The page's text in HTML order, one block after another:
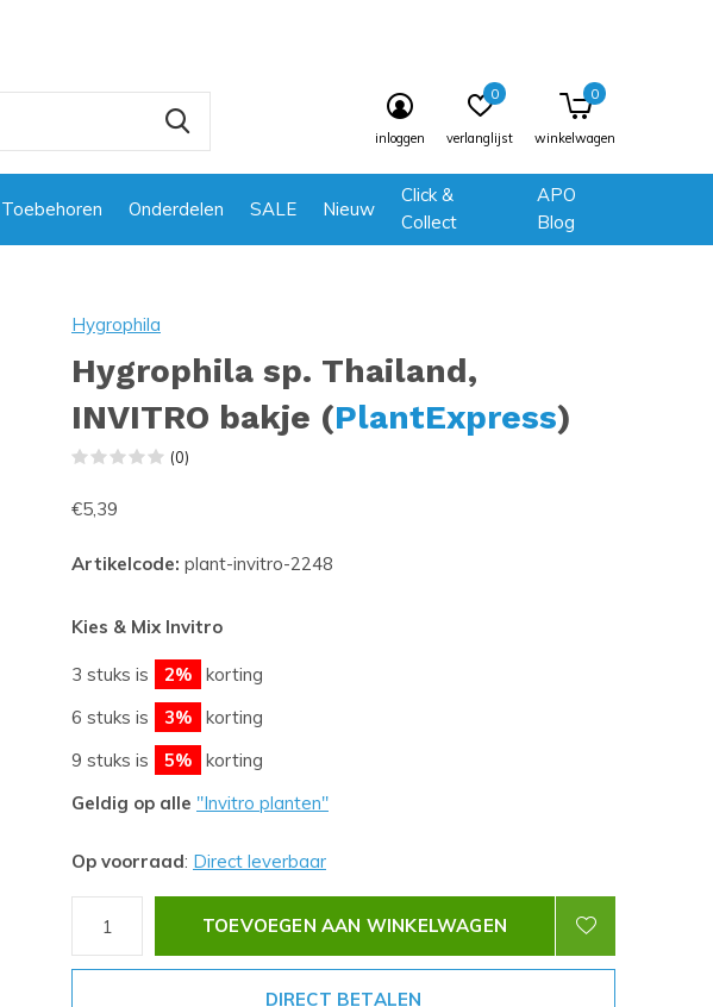
Toebehoren Onderdelen SALE Nieuw
Click &
Collect
APO
Blog
inloggen verlanglijst
0
winkelwagen
0
Hygrophila
Hygrophila sp. Thailand,
INVITRO bakje (PlantExpress)
(0)
€5,39
Artikelcode: plant-invitro-2248
Kies & Mix Invitro
3 stuks is 2%
korting
6 stuks is
3%
korting
9 stuks is
5%
korting
Geldig op alle ''Invitro planten''
Op voorraad: Direct leverbaar
TOEVOEGEN AAN WINKELWAGEN
DIRECT BETALEN